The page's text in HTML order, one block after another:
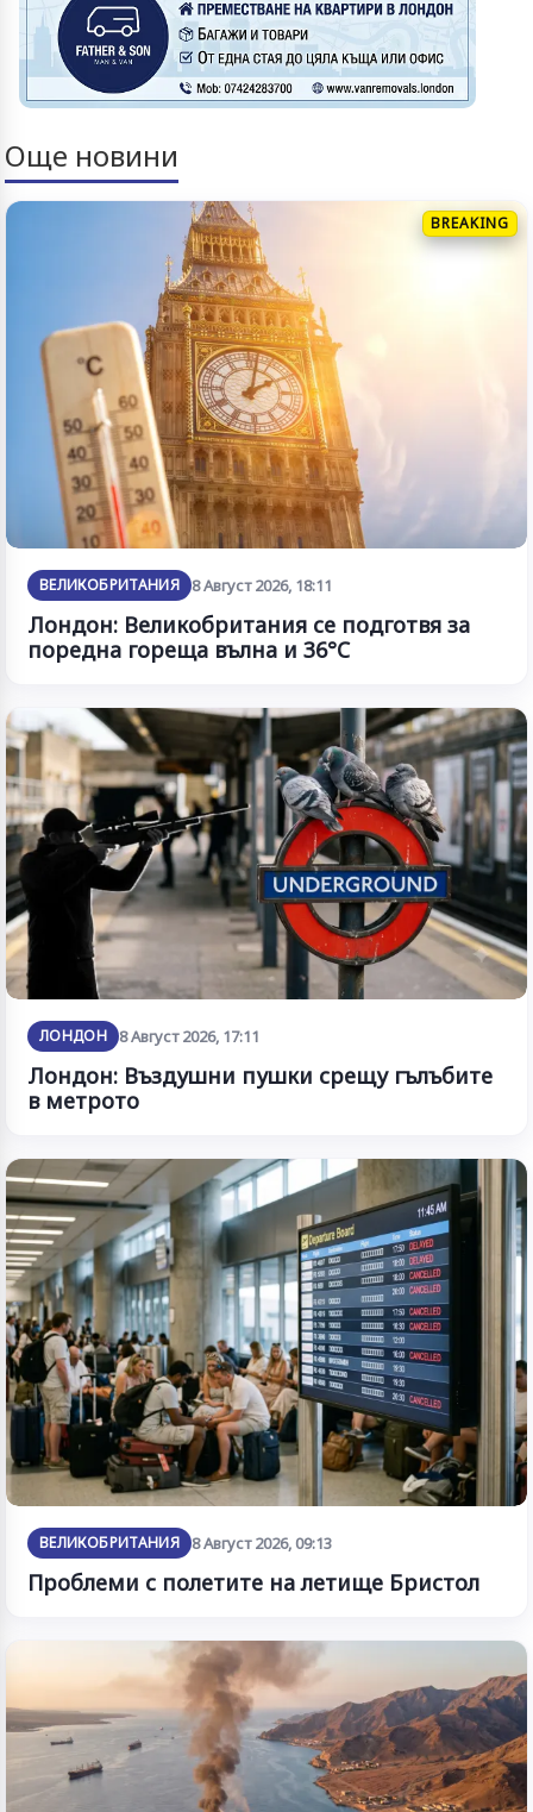
Още новини
BREAKING
ВЕЛИКОБРИТАНИЯ 8 Август 2026, 18:11
Лондон: Великобритания се подготвя за
поредна гореща вълна и 36°C
ЛОНДОН 8 Август 2026, 17:11
Лондон: Въздушни пушки срещу гълъбите
в метрото
ВЕЛИКОБРИТАНИЯ 8 Август 2026, 09:13
Проблеми с полетите на летище Бристол